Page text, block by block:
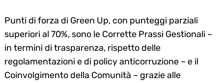
Punti di forza di Green Up, con punteggi parziali
superiori al 70%, sono le Corrette Prassi Gestionali –
in termini di trasparenza, rispetto delle
regolamentazioni e di policy anticorruzione – e il
Coinvolgimento della Comunità – grazie alle